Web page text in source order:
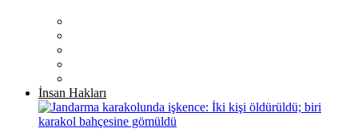
İnsan Hakları